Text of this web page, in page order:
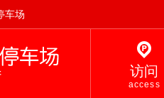
车场
访问
access